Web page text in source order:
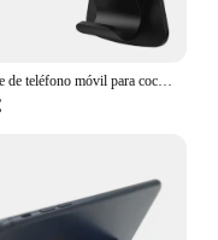
Soporte de teléfono móvil para cochecito de bebé, abrazadera giratoria Universal 360, soporte de teléfono para bicicleta, GPS